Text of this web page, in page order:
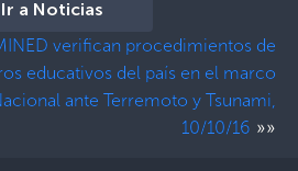
Ir a Noticias
verifican procedimientos de
educativos del país en el marco
ante Terremoto y Tsunami,
10/10/16 »»